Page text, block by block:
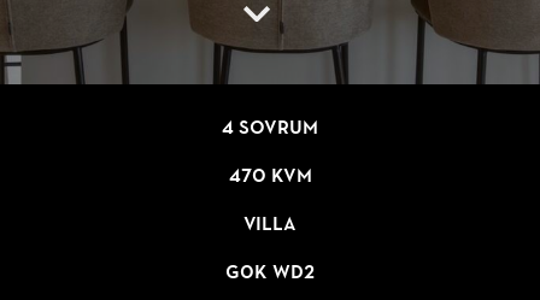
4 sovrum
470 kvm
Villa
G0K WD2